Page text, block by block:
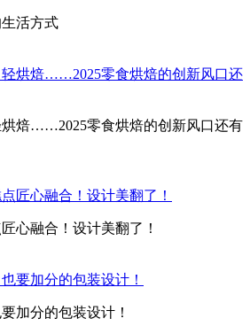
活方式
烘焙……2025零食烘焙的创新风口还有
心融合！设计美翻了！
加分的包装设计！